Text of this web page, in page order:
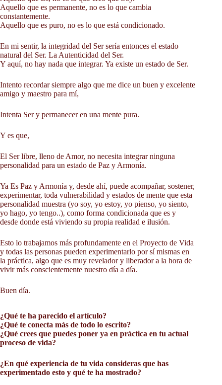
Aquello que es permanente, no es lo que cambia
constantemente.
Aquello que es puro, no es lo que está condicionado.
En mi sentir, la integridad del Ser sería entonces el estado
natural del Ser. La Autenticidad del Ser.
Y aquí, no hay nada que integrar. Ya existe un estado de Ser.
Intento recordar siempre algo que me dice un buen y excelente
amigo y maestro para mí,
Intenta Ser y permanecer en una mente pura.
Y es que,
El Ser libre, lleno de Amor, no necesita integrar ninguna
personalidad para un estado de Paz y Armonía.
Ya Es Paz y Armonía y, desde ahí, puede acompañar, sostener,
experimentar, toda vulnerabilidad y estados de mente que esta
personalidad muestra (yo soy, yo estoy, yo pienso, yo siento,
yo hago, yo tengo..), como forma condicionada que es y
desde donde está viviendo su propia realidad e ilusión.
Esto lo trabajamos más profundamente en el Proyecto de Vida
y todas las personas pueden experimentarlo por sí mismas en
la práctica, algo que es muy revelador y liberador a la hora de
vivir más conscientemente nuestro día a día.
Buen día.
¿Qué te ha parecido el artículo?
¿Qué te conecta más de todo lo escrito?
¿Qué crees que puedes poner ya en práctica en tu actual
proceso de vida?
¿En qué experiencia de tu vida consideras que has
experimentado esto y qué te ha mostrado?